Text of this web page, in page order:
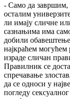
- Само да завршим,
осталим
ли имају сличне
сазнањима има
добили
најкраћем могућем
израде сличан
Правилник се
спречавање
да се односи у
погледу